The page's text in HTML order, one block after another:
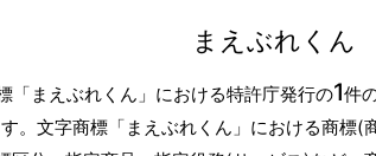
まえぶれくん
「まえぶれくん」における特許庁発行の1件
。文字商標「まえぶれくん」における商標